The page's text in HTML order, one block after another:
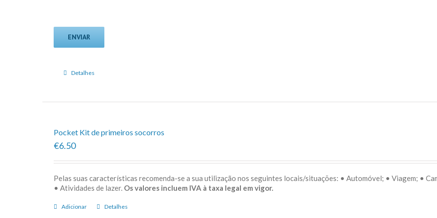
Detalhes
Pocket Kit de primeiros socorros
€6.50
Pelas suas características recomenda-se a sua utilização nos seguintes locais/situações: • Automóvel; • Viagem; •
• Atividades de lazer. Os valores incluem IVA à taxa legal em vigor.
Adicionar Detalhes